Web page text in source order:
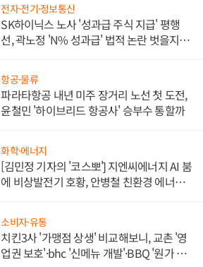
전자·전기·정보통신
SK하이닉스 노사 '성과급 주식 지급' 평행
선, 곽노정 'N% 성과급' 법적 논란 벗을지 주
항공·물류
파라타항공 내년 미주 장거리 노선 첫 도전,
윤철민 '하이브리드 항공사' 승부수 통할까
화학·에너지
[김민정 기자의 '코스뽀'] 지엔씨에너지 AI 붐
에 비상발전기 호황, 안병철 친환경 에너지
소비자·유통
치킨3사 '가맹점 상생' 비교해보니, 교촌 '영
업권 보호'·bhc '신메뉴 개발'·BBQ '원가 부